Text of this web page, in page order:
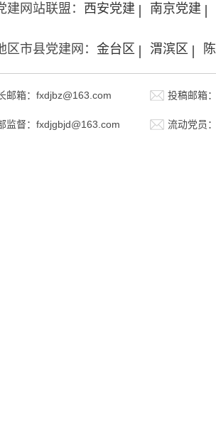
建网站联盟： 西安党建 南京党建
区市县党建网： 金台区 渭滨区
邮箱：fxdjbz@163.com 投稿邮箱
监督：fxdjgbjd@163.com 流动党员